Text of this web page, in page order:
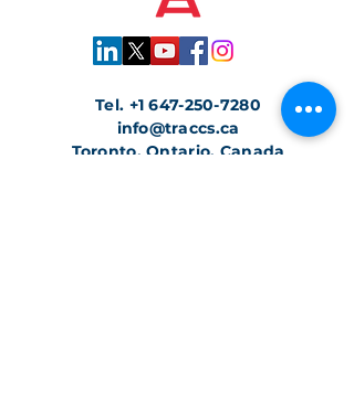
Tel. +1 647-250-7280
info@traccs.ca
Toronto, Ontario, Canada